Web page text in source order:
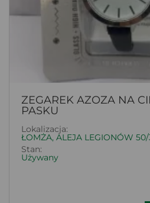
ZEGAREK AZOZA NA
PASKU
Lokalizacja:
ŁOMŻA, ALEJA LEGIONÓW
Stan:
Używany